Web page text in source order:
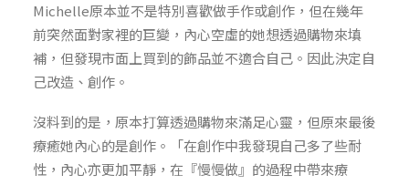
Michelle原本並不是特別喜歡做手作或創作，但在幾年
前突然面對家裡的巨變，內心空虛的她想透過購物來填
補，但發現市面上買到的飾品並不適合自己。因此決定自
己改造、創作。
沒料到的是，原本打算透過購物來滿足心靈，但原來最後
療癒她內心的是創作。「在創作中我發現自己多了些耐
性，內心亦更加平靜，在『慢慢做』的過程中帶來療